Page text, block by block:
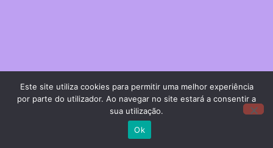
Este site utiliza cookies para permitir uma melhor experiência
por parte do utilizador. Ao navegar no site estará a consentir a
sua utilização.
Ok